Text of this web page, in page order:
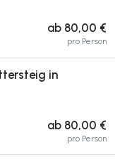
ab 80,00 €
pro Person
in
ab 80,00 €
pro Person